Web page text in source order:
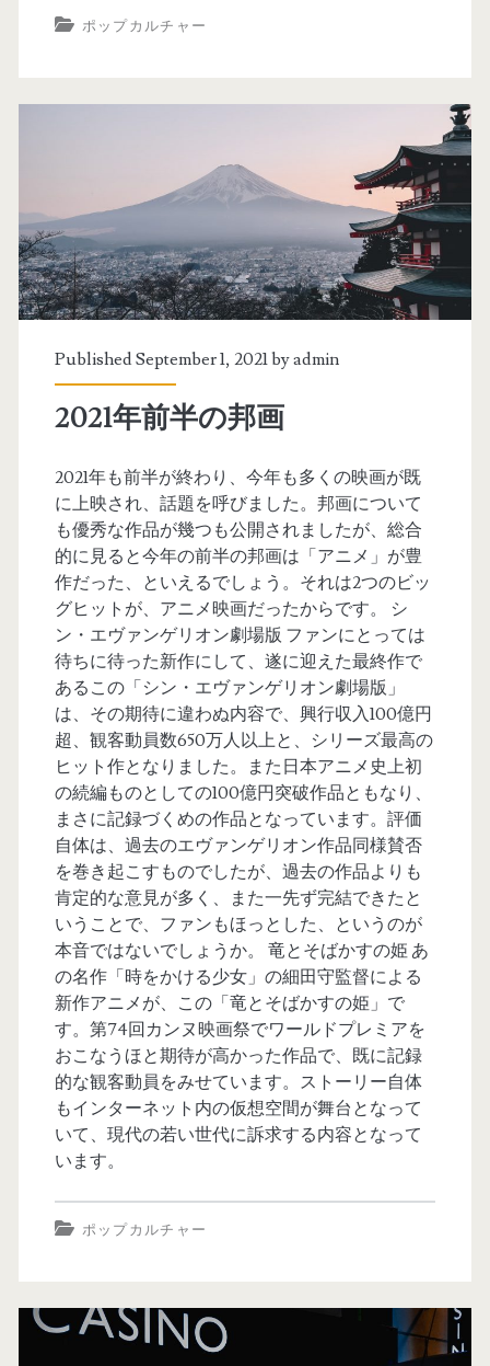
ポップカルチャー
Published September 1, 2021 byadmin
2021年前半の邦画
2021年も前半が終わり、今年も多くの映画が既
に上映され、話題を呼びました。邦画について
も優秀な作品が幾つも公開されましたが、総合
的に見ると今年の前半の邦画は「アニメ」が豊
作だった、といえるでしょう。それは2つのビッ
グヒットが、アニメ映画だったからです。 シ
ン・エヴァンゲリオン劇場版 ファンにとっては
待ちに待った新作にして、遂に迎えた最終作で
あるこの「シン・エヴァンゲリオン劇場版」
は、その期待に違わぬ内容で、興行収入100億円
超、観客動員数650万人以上と、シリーズ最高の
ヒット作となりました。また日本アニメ史上初
の続編ものとしての100億円突破作品ともなり、
まさに記録づくめの作品となっています。評価
自体は、過去のエヴァンゲリオン作品同様賛否
を巻き起こすものでしたが、過去の作品よりも
肯定的な意見が多く、また一先ず完結できたと
いうことで、ファンもほっとした、というのが
本音ではないでしょうか。 竜とそばかすの姫 あ
の名作「時をかける少女」の細田守監督による
新作アニメが、この「竜とそばかすの姫」で
す。第74回カンヌ映画祭でワールドプレミアを
おこなうほと期待が高かった作品で、既に記録
的な観客動員をみせています。ストーリー自体
もインターネット内の仮想空間が舞台となって
いて、現代の若い世代に訴求する内容となって
います。
ポップカルチャー